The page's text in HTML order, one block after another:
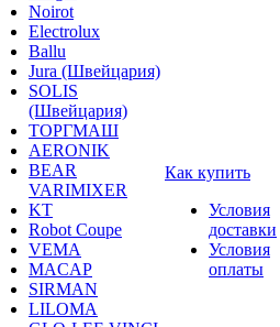
Noirot
Electrolux
Ballu
Jura (Швейцария)
SOLIS
(Швейцария)
ТОРГМАШ
AERONIK
BEAR
VARIMIXER
KT
Robot Coupe
VEMA
MACAP
SIRMAN
LILOMA
Как купить
Условия
доставки
Условия
оплаты